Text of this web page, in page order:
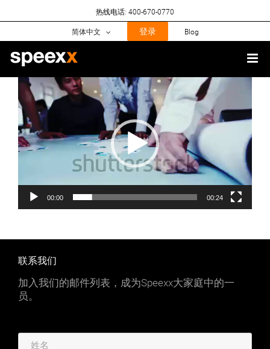
to
热线电话: 400-670-0770
简体中文 登录 Blog
视
频
播
放
器
00:00 00:24
联系我们
加入我们的邮件列表，成为Speexx大家庭中的一
员。